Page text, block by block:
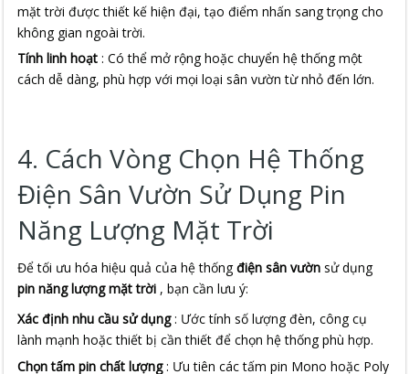
mặt trời được thiết kế hiện đại, tạo điểm nhấn sang trọng cho
không gian ngoài trời.
Tính linh hoạt : Có thể mở rộng hoặc chuyển hệ thống một
cách dễ dàng, phù hợp với mọi loại sân vườn từ nhỏ đến lớn.
4. Cách Vòng Chọn Hệ Thống
Điện Sân Vườn Sử Dụng Pin
Năng Lượng Mặt Trời
Để tối ưu hóa hiệu quả của hệ thống điện sân vườn
sử dụng
pin năng lượng mặt trời , bạn cần lưu ý:
Xác định nhu cầu sử dụng: Ước tính số lượng đèn, công cụ
lành mạnh hoặc thiết bị cần thiết để chọn hệ thống phù hợp.
Chọn tấm pin chất lượng: Ưu tiên các tấm pin Mono hoặc Poly